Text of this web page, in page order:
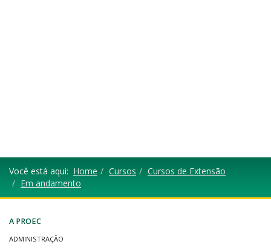
Você está aqui: Home Cursos
Cursos de Extensão
Em andamento
A PROEC
ADMINISTRAÇÃO